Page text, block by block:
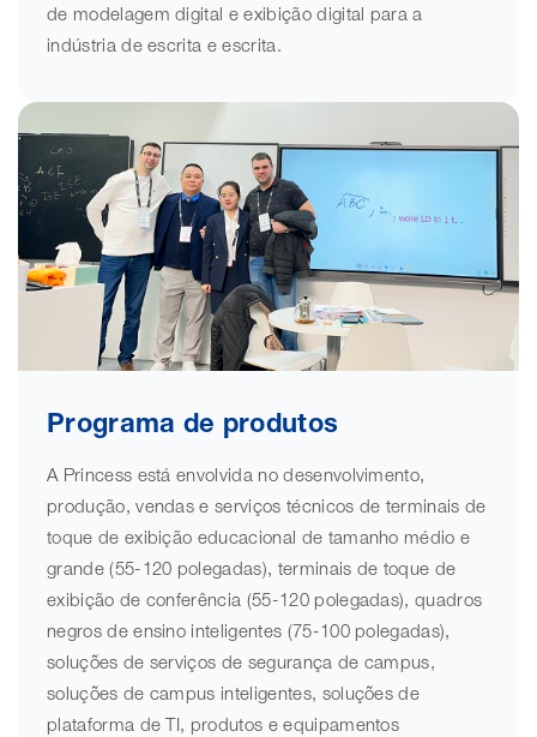
de modelagem digital e exibição digital para a
indústria de escrita e escrita.
Programa de produtos
A Princess está envolvida no desenvolvimento,
produção, vendas e serviços técnicos de terminais de
toque de exibição educacional de tamanho médio e
grande (55-120 polegadas), terminais de toque de
exibição de conferência (55-120 polegadas), quadros
negros de ensino inteligentes (75-100 polegadas),
soluções de serviços de segurança de campus,
soluções de campus inteligentes, soluções de
plataforma de TI, produtos e equipamentos